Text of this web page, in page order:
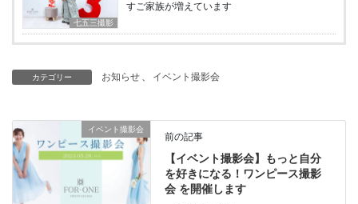
七五三撮影
すご家族が増えています
カテゴリー お知らせ イベント撮影会
イベント撮影会
前の記事
【イベント撮影会】もっと自分
を好きになる！ワンピース撮影
会 を開催します